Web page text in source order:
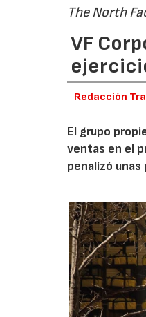
The North
VF
Redacción
El grupo
ventas en el
penalizó unas